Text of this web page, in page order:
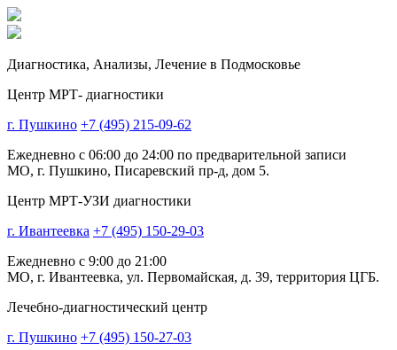
Диагностика, Анализы, Лечение в Подмосковье
Центр МРТ- диагностики
г. Пушкино +7 (495) 215-09-62
Ежедневно с 06:00 до 24:00 по предварительной записи
МО, г. Пушкино, Писаревский пр-д, дом 5.
Центр МРТ-УЗИ диагностики
г. Ивантеевка +7 (495) 150-29-03
Ежедневно с 9:00 до 21:00
МО, г. Ивантеевка, ул. Первомайская, д. 39, территория ЦГБ.
Лечебно-диагностический центр
г. Пушкино +7 (495) 150-27-03